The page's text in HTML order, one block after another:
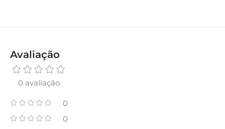
Avaliação
0 avaliação
0
0